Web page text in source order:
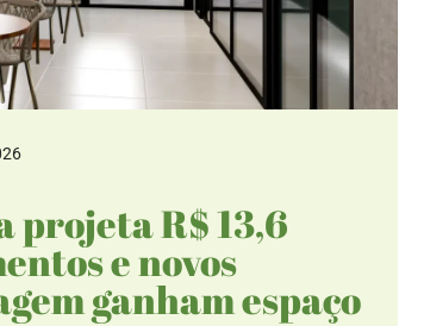
R$ 13,6
e novos
ganham espaço